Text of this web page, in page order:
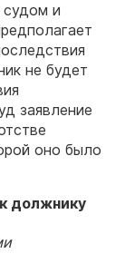
и
не будет
заявление
оно было
должнику